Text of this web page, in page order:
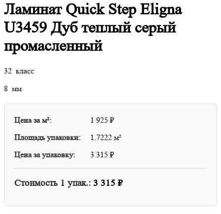
Ламинат Quick Step Eligna
U3459 Дуб теплый серый
промасленный
32 класс
8 мм
Цена за м²: 1 925 ₽
Площадь упаковки:
1.7222 м²
Цена за упаковку:
3 315 ₽
Стоимость 1 упак.: 3 315 ₽